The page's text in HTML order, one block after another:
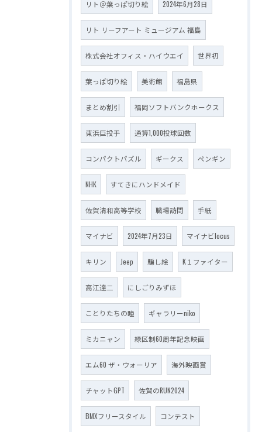
リト＠葉っぱ切り絵 2024年6月28日
リト リーフアート ミュージアム 福島
株式会社オフィス・ハイウエイ 世界初
葉っぱ切り絵 美術館 福島県
まとめ割引 福岡ソフトバンクホークス
東浜巨投手 通算1,000投球回数
コンパクトパズル ギークス ペンギン
NHK すてきにハンドメイド
佐賀清和高等学校 職場訪問 手紙
マイナビ 2024年7月23日 マイナビlocus
キリン Jeep 騙し絵 K１ファイター
高江達二 にしごりみずほ
ことりたちの瞳 ギャラリーniko
ミカニャン 緑区制60周年記念映画
エム60 ザ・ウォーリア 海外映画賞
チャットGPT 佐賀のRUN2024
BMXフリースタイル コンテスト